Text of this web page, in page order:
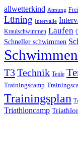
allwetterkind Atmung
Lüning Intervalle
Kraulschwimmen Laufen
Schneller schwimmen
Schwimmen
T3Technik Teide
Trainingscamp
Trainingsplan
Triathloncamp